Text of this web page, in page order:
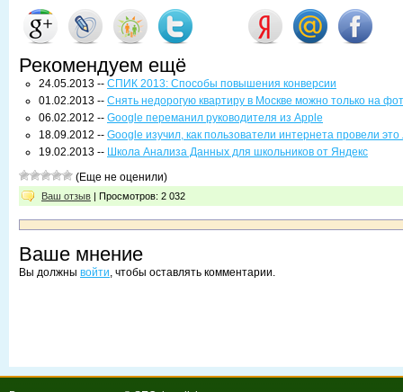
Рекомендуем ещё
24.05.2013 -- СПИК 2013: Способы повышения конверсии
01.02.2013 -- Снять недорогую квартиру в Москве можно только на
06.02.2012 -- Google переманил руководителя из Apple
18.09.2012 -- Google изучил, как пользователи интернета провели это
19.02.2013 -- Школа Анализа Данных для школьников от Яндекс
(Еще не оценили)
Ваш отзыв | Просмотров: 2 032
Ваше мнение
Вы должны войти, чтобы оставлять комментарии.